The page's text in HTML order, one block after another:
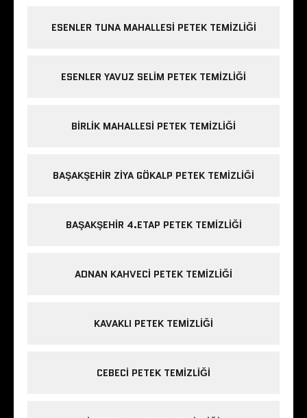
ESENLER TUNA MAHALLESI PETEK TEMIZLIĞI
ESENLER YAVUZ SELIM PETEK TEMIZLIĞI
BIRLIK MAHALLESI PETEK TEMIZLIĞI
BAŞAKŞEHIR ZIYA GÖKALP PETEK TEMIZLIĞI
BAŞAKŞEHIR 4.ETAP PETEK TEMIZLIĞI
ADNAN KAHVECI PETEK TEMIZLIĞI
KAVAKLI PETEK TEMIZLIĞI
CEBECI PETEK TEMIZLIĞI